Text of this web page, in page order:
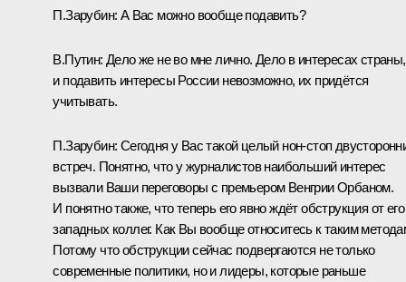
П.Зарубин: А Вас можно вообще подавить?
В.Путин: Дело же не во мне лично. Дело в интересах страны,
и подавить интересы России невозможно, их придётся
учитывать.
П.Зарубин: Сегодня у Вас такой целый нон-стоп
встреч. Понятно, что у журналистов наибольший интерес
вызвали Ваши переговоры с премьером Венгрии Орбаном.
И понятно также, что теперь его явно ждёт обструкция от его
западных коллег. Как Вы вообще относитесь к таким
Потому что обструкции сейчас подвергаются не только
современные политики, но и лидеры, которые раньше